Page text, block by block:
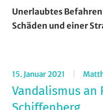
Unerlaubtes
Schäden und einer
15. Januar 2021
Vandalismus an